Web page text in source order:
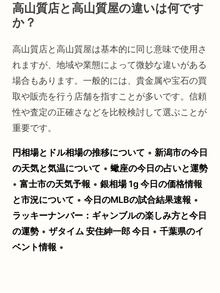
高山質店と高山質屋の違いは何です
か？
高山質店と高山質屋は基本的に同じ意味で使用さ
れますが、地域や業態によって微妙な違いがある
場合もあります。一般的には、貴金属や宝石の買
取や販売を行う店舗を指すことが多いです。信頼
性や査定の正確さなどを比較検討して選ぶことが
重要です。
円相場とドル相場の推移について • 新潟市の今日
の天気と気温について • 蠍座の今日の占いと運勢
• 富士市の天気予報 • 銀相場 1g 今日の価格情報
と市況について • 今日のMLBの試合結果速報 •
ラッキーナンバー：ギャンブルの楽しみ方と今日
の運勢 • ザタイム 安住紳一郎 今日 • 千葉県のイ
ベント情報 •